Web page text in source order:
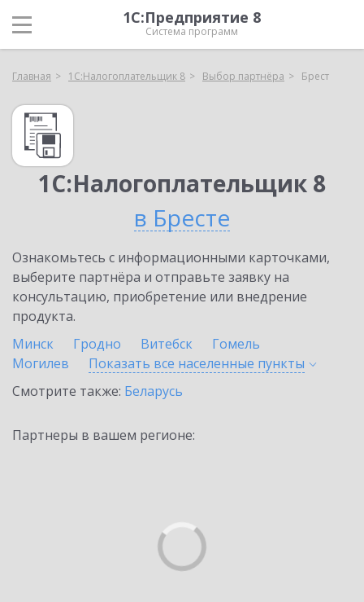
1С:Предприятие 8
Система программ
Главная 1С:Налогоплательщик 8 Выбор партнёра Брест
1С:Налогоплательщик 8
в Бресте
Ознакомьтесь с информационными карточками,
выберите партнёра и отправьте заявку на
консультацию, приобретение или внедрение
продукта.
Минск
Гродно Витебск
Гомель
Могилев
Показать все населенные пункты
Смотрите также: Беларусь
Партнеры в вашем регионе: